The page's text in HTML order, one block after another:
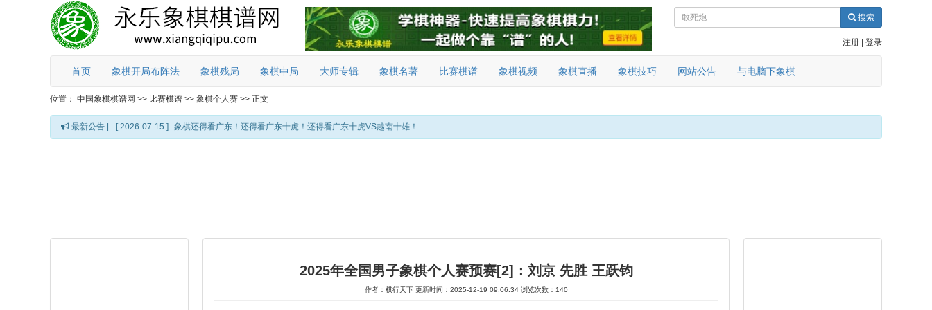
搜索
注册 登录
首页 象棋开局布阵法 象棋残局 象棋中局 大师专辑 象棋名著 比赛棋谱 象棋视频 象棋直播 象棋技巧 网站公告 与电脑下象棋
位置： 中国象棋棋谱网 >> 比赛棋谱 >> 象棋个人赛 >> 正文
最新公告 | [ 2026-07-15 ] 象棋还得看广东！还得看广东十虎！还得看广东十虎VS越南十雄！
2025年全国男子象棋个人赛预赛[2]：刘京 先胜 王跃钧
作者：棋行天下 更新时间：2025-12-19 09:06:34 浏览次数：140